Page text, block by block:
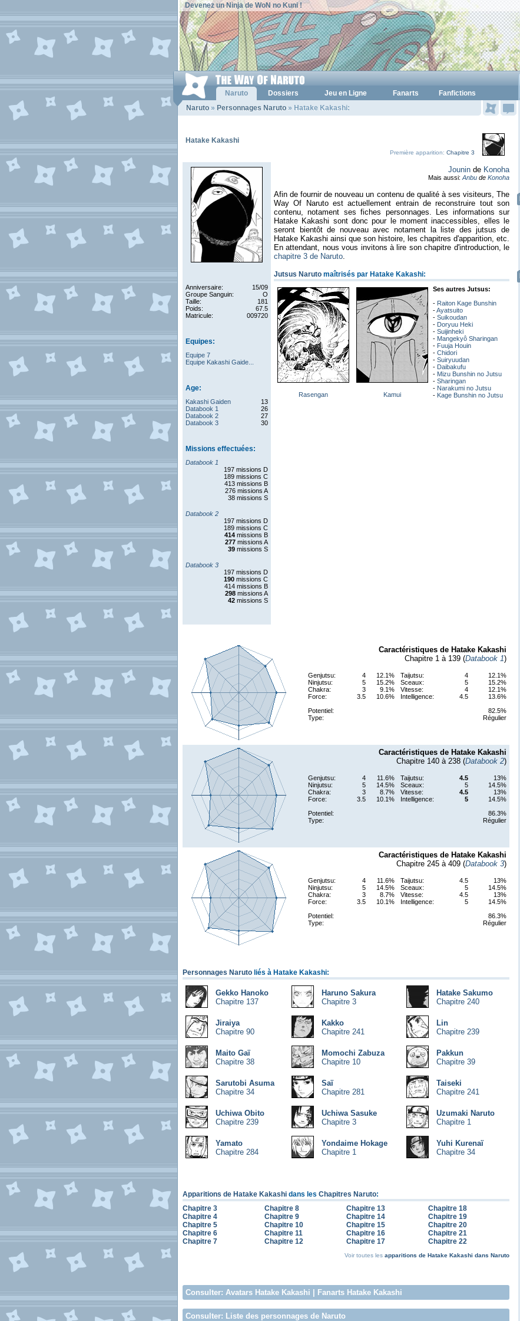
Devenez un Ninja de WoN no Kuni !
Naruto Dossiers Jeu en Ligne Fanarts
Fanfictions
Naruto » Personnages Naruto » Hatake Kakashi:
Hatake Kakashi
Première apparition: Chapitre 3
Anniversaire:
15/09
Groupe Sanguin:
O
Taille:
181
Poids:
67.5
Matricule:
009720
Equipes:
Equipe 7
Equipe Kakashi Gaide...
Age:
Kakashi Gaiden
13
Databook 1
26
Databook 2
27
Databook 3
30
Missions effectuées:
Databook 1
197 missions D
189 missions C
413 missions B
276 missions A
38 missions S
Databook 2
197 missions D
189 missions C
414 missions B
277 missions A
39 missions S
Databook 3
197 missions D
190 missions C
414 missions B
298 missions A
42 missions S
Jounin de Konoha
Mais aussi: Anbu de Konoha
Afin de fournir de nouveau un contenu de qualité à ses visiteurs, The
Way Of Naruto est actuellement entrain de reconstruire tout son
contenu, notament ses fiches personnages. Les informations sur
Hatake Kakashi sont donc pour le moment inaccessibles, elles le
seront bientôt de nouveau avec notament la liste des jutsus de
Hatake Kakashi ainsi que son histoire, les chapitres d'apparition, etc.
En attendant, nous vous invitons à lire son chapitre d'introduction, le
chapitre 3 de Naruto.
Jutsus Naruto maîtrisés par Hatake Kakashi:
Ses autres Jutsus:
- Raiton Kage Bunshin
-Ayatsuito
- Suikoudan
- Doryuu Heki
- Suijinheki
- Mangekyô Sharingan
- Fuuja Houin
- Chidori
- Suiryuudan
- Daibakufu
- Mizu Bunshin no Jutsu
- Sharingan
- Narakumi no Jutsu
- Kage Bunshin no Jutsu
Rasengan Kamui
Caractéristiques de Hatake Kakashi
Chapitre 1 à 139 (Databook 1)
Genjutsu: 4 12.1% Taijutsu: 4
12.1%
Ninjutsu:
5 15.2% Sceaux: 5
15.2%
Chakra:
3 9.1% Vitesse: 4
12.1%
Force:
3.5 10.6% Intelligence: 4.5
13.6%
Potentiel:
82.5%
Type:
Régulier
Caractéristiques de Hatake Kakashi
Chapitre 140 à 238 (Databook 2)
Genjutsu: 4 11.6% Taijutsu: 4.5
13%
Ninjutsu:
5 14.5% Sceaux: 5
14.5%
Chakra:
3 8.7% Vitesse: 4.5
13%
Force:
3.5 10.1% Intelligence: 5
14.5%
Potentiel:
86.3%
Type:
Régulier
Caractéristiques de Hatake Kakashi
Chapitre 245 à 409 (Databook 3)
Genjutsu: 4 11.6% Taijutsu: 4.5
13%
Ninjutsu:
5 14.5% Sceaux: 5
14.5%
Chakra:
3 8.7% Vitesse: 4.5
13%
Force:
3.5 10.1% Intelligence: 5
14.5%
Potentiel:
86.3%
Type:
Régulier
Personnages Naruto liés à Hatake Kakashi:
Gekko Hanoko
Chapitre 137
Haruno Sakura
Chapitre 3
Hatake Sakumo
Chapitre 240
Jiraiya
Chapitre 90
Kakko
Chapitre 241
Lin
Chapitre 239
Maito Gaï
Chapitre 38
Momochi Zabuza
Chapitre 10
Pakkun
Chapitre 39
Sarutobi Asuma
Chapitre 34
Saï
Chapitre 281
Taiseki
Chapitre 241
Uchiwa Obito
Chapitre 239
Uchiwa Sasuke
Chapitre 3
Uzumaki Naruto
Chapitre 1
Yamato
Chapitre 284
Yondaime Hokage
Chapitre 1
Yuhi Kurenaï
Chapitre 34
Apparitions de Hatake Kakashi dans les Chapitres Naruto:
Chapitre 3
Chapitre 4
Chapitre 5
Chapitre 6
Chapitre 7
Chapitre 8
Chapitre 9
Chapitre 10
Chapitre 11
Chapitre 12
Chapitre 13
Chapitre 14
Chapitre 15
Chapitre 16
Chapitre 17
Chapitre 18
Chapitre 19
Chapitre 20
Chapitre 21
Chapitre 22
Voir toutes les apparitions de Hatake Kakashi dans Naruto
Consulter: Avatars Hatake Kakashi Fanarts Hatake Kakashi
Consulter: Liste des personnages de Naruto